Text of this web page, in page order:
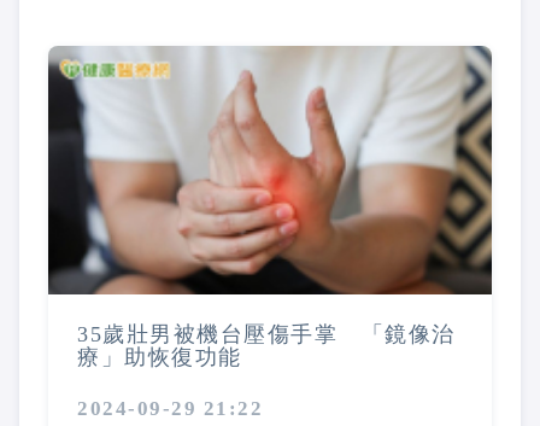
35歲壯男被機台壓傷手掌 「鏡像治
療」助恢復功能
2024-09-29 21:22